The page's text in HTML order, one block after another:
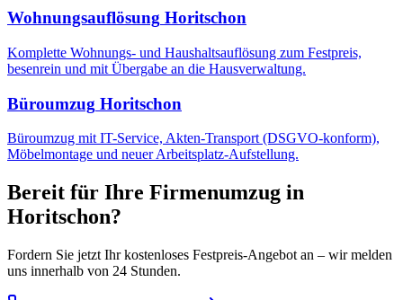
Wohnungsauflösung Horitschon
Komplette Wohnungs- und Haushaltsauflösung zum Festpreis,
besenrein und mit Übergabe an die Hausverwaltung.
Büroumzug Horitschon
Büroumzug mit IT-Service, Akten-Transport (DSGVO-konform),
Möbelmontage und neuer Arbeitsplatz-Aufstellung.
Bereit für Ihre Firmenumzug in
Horitschon?
Fordern Sie jetzt Ihr kostenloses Festpreis-Angebot an – wir melden
uns innerhalb von 24 Stunden.